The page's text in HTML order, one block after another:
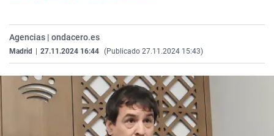
Agencias | ondacero.es
Madrid 27.11.2024 16:44 (Publicado 27.11.2024 15:43)